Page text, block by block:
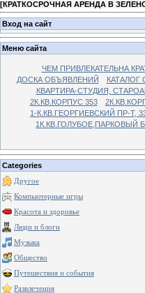
[КРАТКОСРОЧНАЯ АРЕНДА В
Вход на сайт
Меню сайта
ЧЕМ ПРИВЛЕКАТЕЛЬНА
ДОСКА ОБЪЯВЛЕНИЙ
КАТАЛОГ
КВАРТИРА-СТУДИЯ,
2К.КВ.КОРПУС 353
1-К.КВ.ГЕОРГИЕВСКИЙ ПР-Т,
1К.КВ.ГОЛУБОЕ,ПАРКОВЫЙ
Categories
Другое
Компьютерные игры
Красота и здоровье
Люди и блоги
Музыка
Общество
Путешествия и события
Развлечения